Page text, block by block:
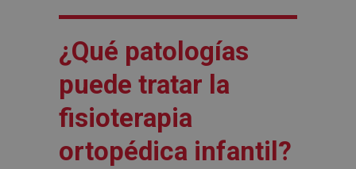
¿Qué patologías
puede tratar la
fisioterapia
ortopédica infantil?